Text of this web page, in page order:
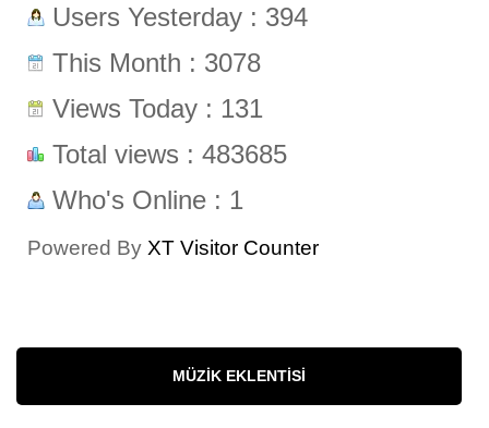
Users Yesterday : 394
This Month : 3078
Views Today : 131
Total views : 483685
Who's Online : 1
Powered By XT Visitor Counter
MÜZIK EKLENTISI